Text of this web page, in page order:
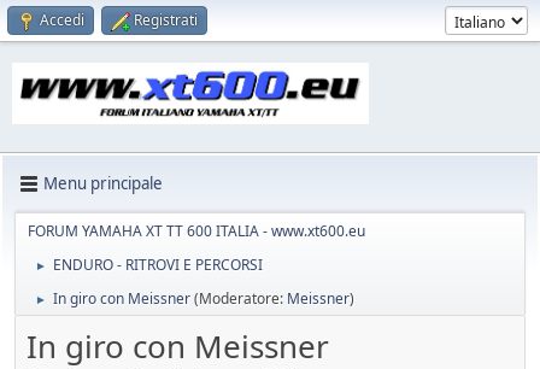
Accedi Registrati
Menu principale
FORUM YAMAHA XT TT 600 ITALIA - www.xt600.eu
► ENDURO - RITROVI E PERCORSI
► In giro con Meissner(Moderatore: Meissner)
In giro con Meissner